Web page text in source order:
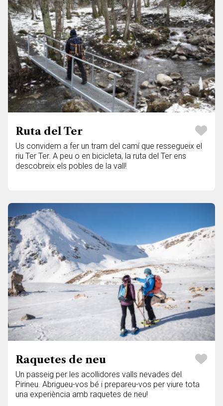
Ruta del Ter
Us convidem a fer un tram del camí que ressegueix el
riu Ter Ter. A peu o en bicicleta, la ruta del Ter ens
descobreix els pobles de la vall!
Raquetes de neu
Un passeig per les acollidores valls nevades del
Pirineu. Abrigueu-vos bé i prepareu-vos per viure tota
una experiència amb raquetes de neu!